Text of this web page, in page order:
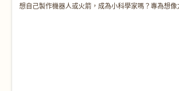
想自己製作機器人或火箭，成為小科學家嗎？專為想